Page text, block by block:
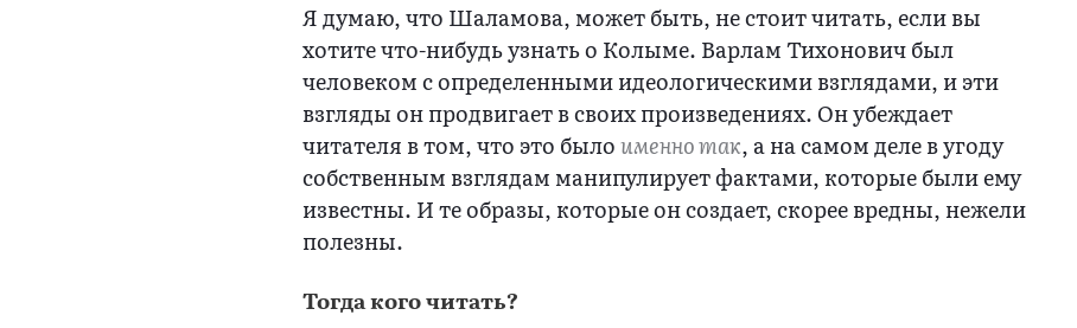
Я думаю, что Шаламова, может быть, не стоит читать, если вы
хотите что-нибудь узнать о Колыме. Варлам Тихонович был
человеком с определенными идеологическими взглядами, и эти
взгляды он продвигает в своих произведениях. Он убеждает
читателя в том, что это былоименно так, а на самом деле в угоду
собственным взглядам манипулирует фактами, которые были ему
известны. И те образы, которые он создает, скорее вредны, нежели
полезны.
Тогда кого читать?